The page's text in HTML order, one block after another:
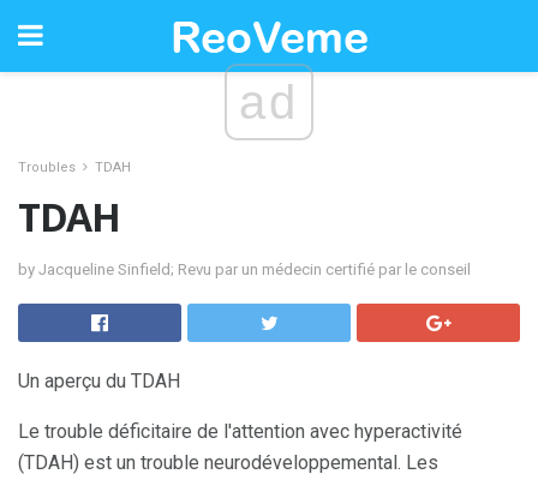
ad
Troubles TDAH
TDAH
by Jacqueline Sinfield; Revu par un médecin certifié par le conseil
Un aperçu du TDAH
Le trouble déficitaire de l'attention avec hyperactivité
(TDAH) est un trouble neurodéveloppemental. Les